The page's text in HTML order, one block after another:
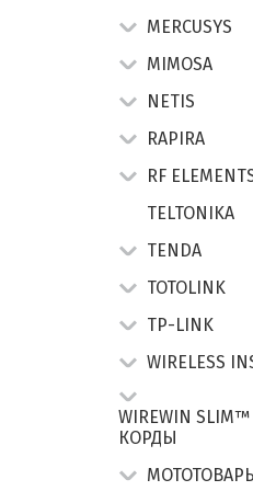
MERCUSYS
MIMOSA
NETIS
RAPIRA
RF
TELTONIKA
TENDA
TOTOLINK
TP-LINK
WIRELESS
WIREWIN
КОРДЫ